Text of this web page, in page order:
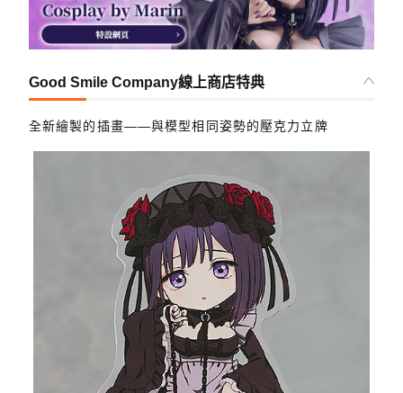
Good Smile Company線上商店特典
全新繪製的插畫——與模型相同姿勢的壓克力立牌